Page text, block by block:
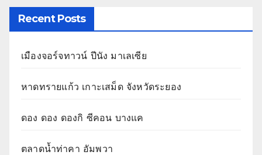
Recent Posts
เมืองจอร์จทาวน์ ปีนัง มาเลเซีย
หาดทรายแก้ว เกาะเสม็ด จังหวัดระยอง
ดอง ดอง ดองกิ ซีคอน บางแค
ตลาดน้ำท่าคา อัมพวา